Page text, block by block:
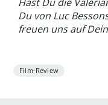
Du von Luc
freuen uns auf
Film-Review